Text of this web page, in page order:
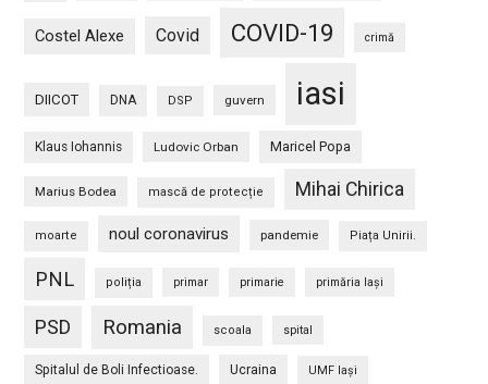
Costel Alexe Covid COVID-19 crimă
DIICOT DNA DSP guvern iasi
Klaus Iohannis Ludovic Orban Maricel Popa
Marius Bodea mască de protecție Mihai Chirica
moarte noul coronavirus pandemie Piața Unirii.
PNL poliția primar primarie primăria Iași
PSD Romania scoala spital
Spitalul de Boli Infectioase. Ucraina UMF Iași